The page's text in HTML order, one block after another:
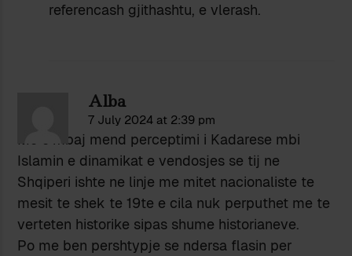
referencash gjithashtu, e vlerash.
Alba
7 July 2024 at 2:39 pm
Me c’mbaj mend perceptimi i Kadarese mbi
Islamin e dinamikat e vendosjes se tij ne
Shqiperi ishte ne linje me mitet nacionaliste te
mesit te shek te 19te e cila nuk perputhet me te
verteten historike sipas shume historianeve.
Po me ben pershtypje se ndersa flasin per